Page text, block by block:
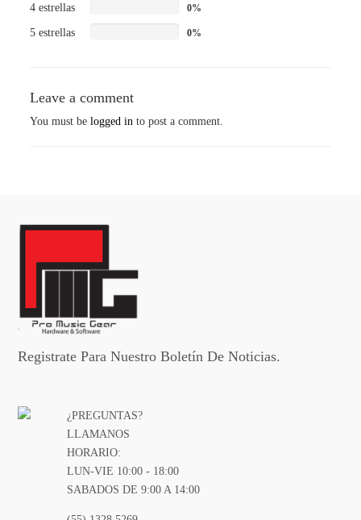
4 estrellas 0%
5 estrellas 0%
Leave a comment
You must belogged in to post a comment.
Registrate Para Nuestro Boletín De Noticias.
¿PREGUNTAS?
LLAMANOS
HORARIO:
LUN-VIE 10:00 - 18:00
SABADOS DE 9:00 A 14:00